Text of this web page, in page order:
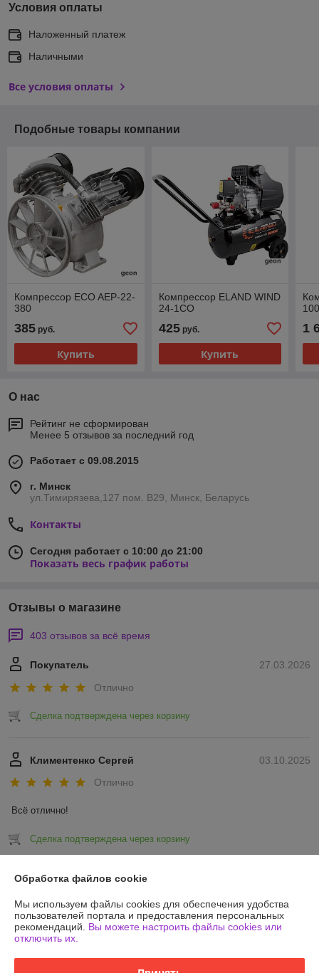
Условия оплаты
Наложенный платеж
Наличными
Все условия оплаты
Подобные товары компании
Компрессор ECO AEP-22-
380
385 руб.
Купить
Компрессор ELAND WIND
24-1CO
425руб.
Купить
1
О нас
Рейтинг не сформирован
Менее 5 отзывов за последний год
Работает с 09.08.2015
г. Минск
ул.Тимирязева,127 пом. В29, Минск, Беларусь
Контакты
Сегодня работает с 10:00 до 21:00
Показать весь график работы
Отзывы о магазине
403 отзывов за всё время
27.03.2026
Покупатель
Отлично
Сделка подтверждена через корзину
03.10.2025
Климентенко Сергей
Отлично
Всё отлично!
Сделка подтверждена через корзину
Показать все отзывы
О нас
Обработка файлов cookie
Мы используем файлы cookies для обеспечения удобства
пользователей портала и предоставления персональных
рекомендаций. Вы можете настроить файлы cookies или
отключить их.